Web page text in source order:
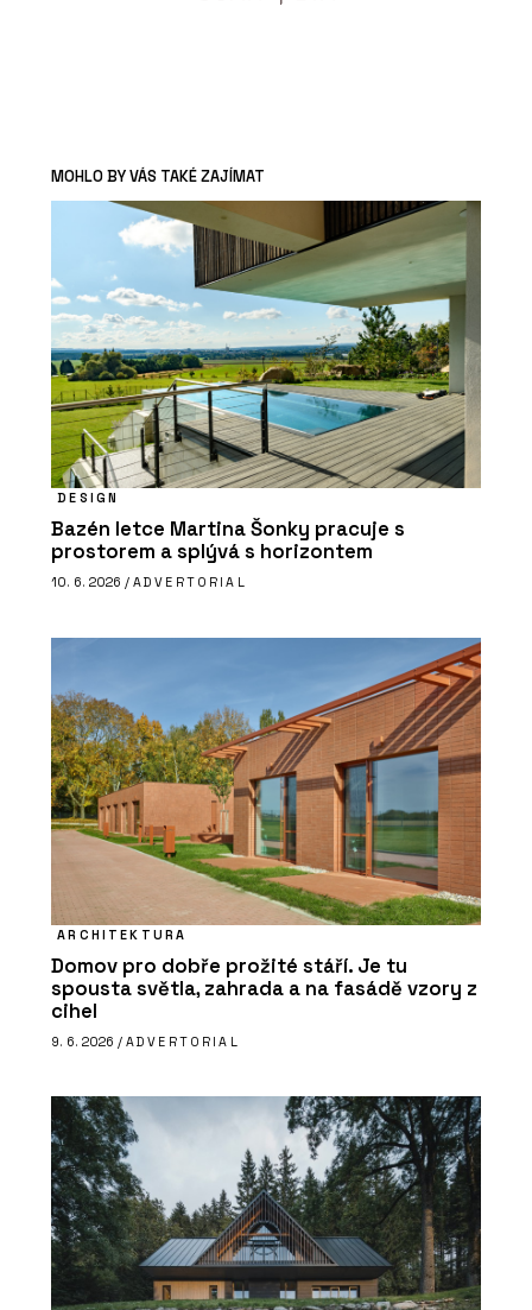
MOHLO BY VÁS TAKÉ ZAJÍMAT
DESIGN
Bazén letce Martina Šonky pracuje s
prostorem a splývá s horizontem
10. 6. 2026 / ADVERTORIAL
ARCHITEKTURA
Domov pro dobře prožité stáří. Je tu
spousta světla, zahrada a na fasádě vzory z
cihel
9. 6. 2026 / ADVERTORIAL